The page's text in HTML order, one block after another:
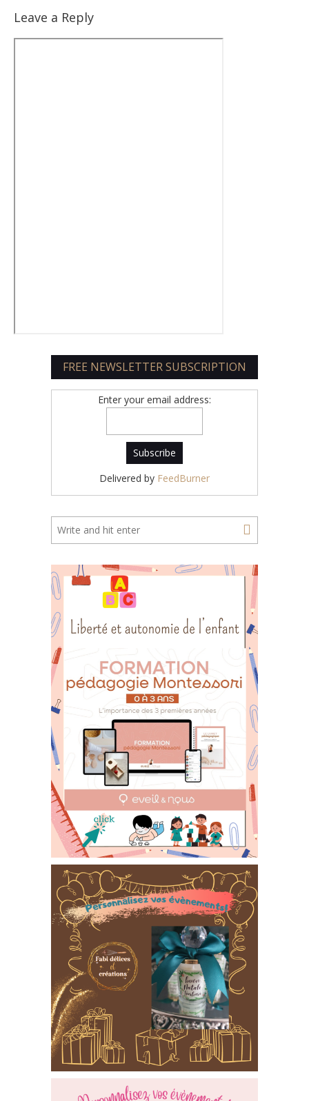
Leave a Reply
FREE NEWSLETTER SUBSCRIPTION
Enter your email address:
Delivered by FeedBurner